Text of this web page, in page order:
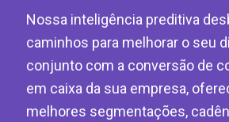
Nossa inteligência preditiva
caminhos para melhorar o seu
conjunto com a conversão de
em caixa da sua empresa,
melhores segmentações,